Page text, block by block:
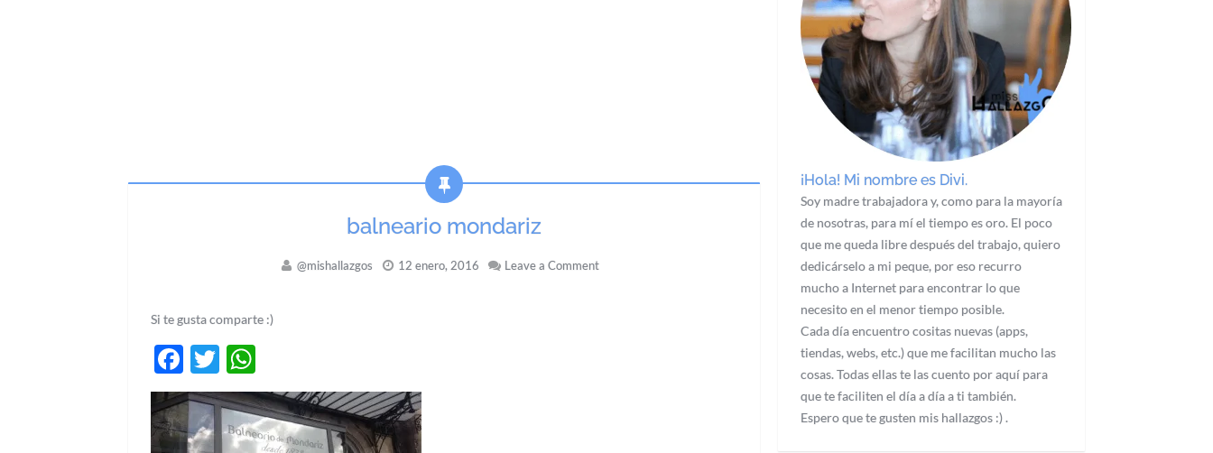
balneario mondariz
@mishallazgos 12 enero, 2016 Leave a Comment
Si te gusta comparte :)
Facebook
Twitter
¡Hola! Mi nombre es Divi.
Soy madre trabajadora y, como para la mayoría
de nosotras, para mí el tiempo es oro. El poco
que me queda libre después del trabajo, quiero
dedicárselo a mi peque, por eso recurro
mucho a Internet para encontrar lo que
necesito en el menor tiempo posible.
Cada día encuentro cositas nuevas (apps,
tiendas, webs, etc.) que me facilitan mucho las
cosas. Todas ellas te las cuento por aquí para
que te faciliten el día a día a ti también.
Espero que te gusten mis hallazgos :) .